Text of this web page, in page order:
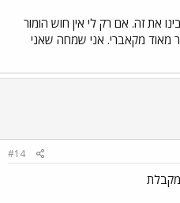
את זה. אם רק לי אין חוש הומור
מאוד מקאברי. אני שמחה שאני
#14
מקבלת